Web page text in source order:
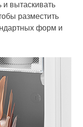
и вытаскивать
разместить
форм и